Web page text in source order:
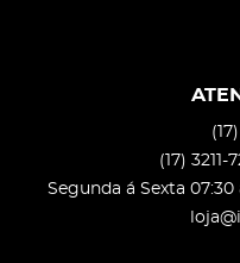
(17)
(17) 3211-
Segunda á Sexta 07:30